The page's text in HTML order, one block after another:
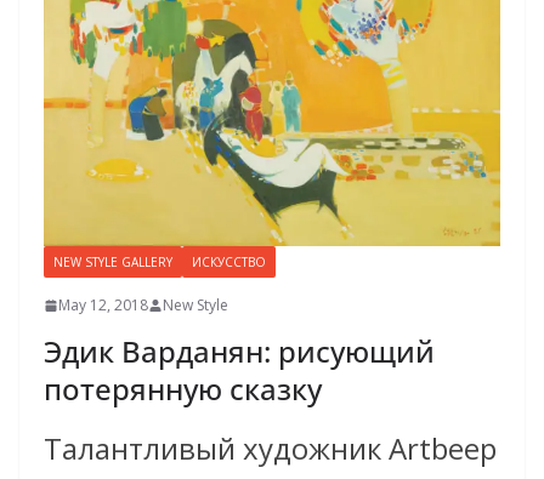
NEW STYLE GALLERY ИСКУССТВО
May 12, 2018 New Style
Эдик Варданян: рисующий
потерянную сказку
Талантливый художник Artbeep